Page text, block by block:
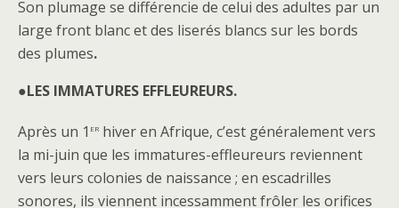
Son plumage se différencie de celui des adultes par un
large front blanc et des liserés blancs sur les bords
des plumes.
●LES IMMATURES EFFLEUREURS.
Après un 1 er hiver en Afrique, c’est généralement vers
la mi-juin que les immatures-effleureurs reviennent
vers leurs colonies de naissance ; en escadrilles
sonores, ils viennent incessamment frôler les orifices